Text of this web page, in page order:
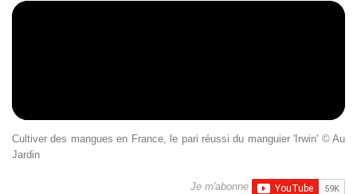
Cultiver des mangues en France, le pari réussi du manguier 'Irwin' © Au
Jardin
Je m'abonne